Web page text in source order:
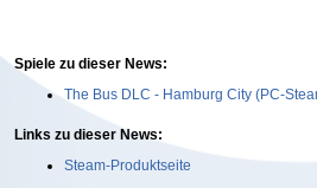
Spiele zu dieser News:
The Bus DLC - Hamburg City (PC-
Links zu dieser News:
Steam-Produktseite